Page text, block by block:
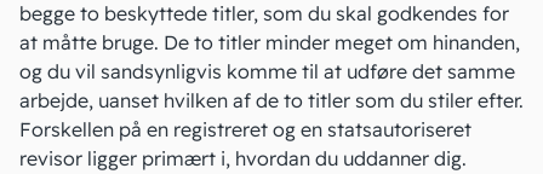
begge to beskyttede titler, som du skal godkendes for
at måtte bruge. De to titler minder meget om hinanden,
og du vil sandsynligvis komme til at udføre det samme
arbejde, uanset hvilken af de to titler som du stiler efter.
Forskellen på en registreret og en statsautoriseret
revisor ligger primært i, hvordan du uddanner dig.